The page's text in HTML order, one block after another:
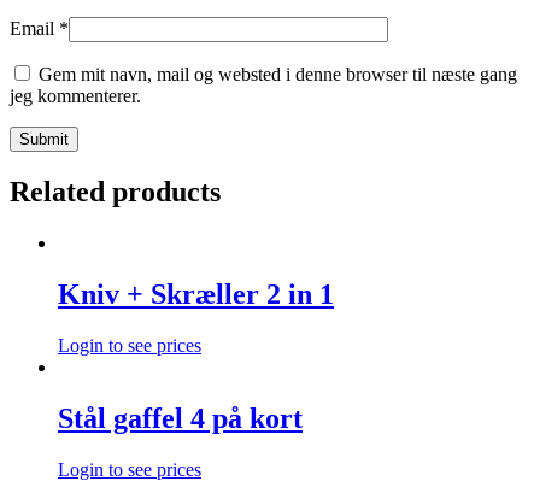
Email *
Gem mit navn, mail og websted i denne browser til næste gang
jeg kommenterer.
Related products
Kniv + Skræller 2 in 1
Login to see prices
Stål gaffel 4 på kort
Login to see prices